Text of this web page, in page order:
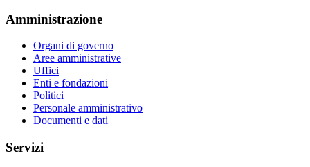
Amministrazione
Organi di governo
Aree amministrative
Uffici
Enti e fondazioni
Politici
Personale amministrativo
Documenti e dati
Servizi